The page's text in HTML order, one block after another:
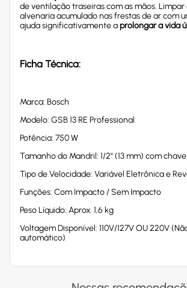
de ventilação traseiras com as mãos. Limpar
alvenaria acumulado nas frestas de ar com
ajuda significativamente aprolongar a vida
Ficha Técnica:
Marca: Bosch
Modelo: GSB 13 RE Professional
Potência: 750 W
Tamanho do Mandril: 1/2" (13 mm) com chave
Tipo de Velocidade: Variável Eletrônica e
Funções: Com Impacto / Sem Impacto
Peso Líquido: Aprox. 1,6 kg
Voltagem Disponível: 110V/127V OU 220V
automático)